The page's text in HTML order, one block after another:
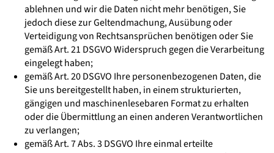
ablehnen und wir die Daten nicht mehr benötigen, Sie
jedoch diese zur Geltendmachung, Ausübung oder
Verteidigung von Rechtsansprüchen benötigen oder Sie
gemäß Art. 21 DSGVO Widerspruch gegen die Verarbeitung
eingelegt haben;
gemäß Art. 20 DSGVO Ihre personenbezogenen Daten, die
Sie uns bereitgestellt haben, in einem strukturierten,
gängigen und maschinenlesebaren Format zu erhalten
oder die Übermittlung an einen anderen Verantwortlichen
zu verlangen;
gemäß Art. 7 Abs. 3 DSGVO Ihre einmal erteilte